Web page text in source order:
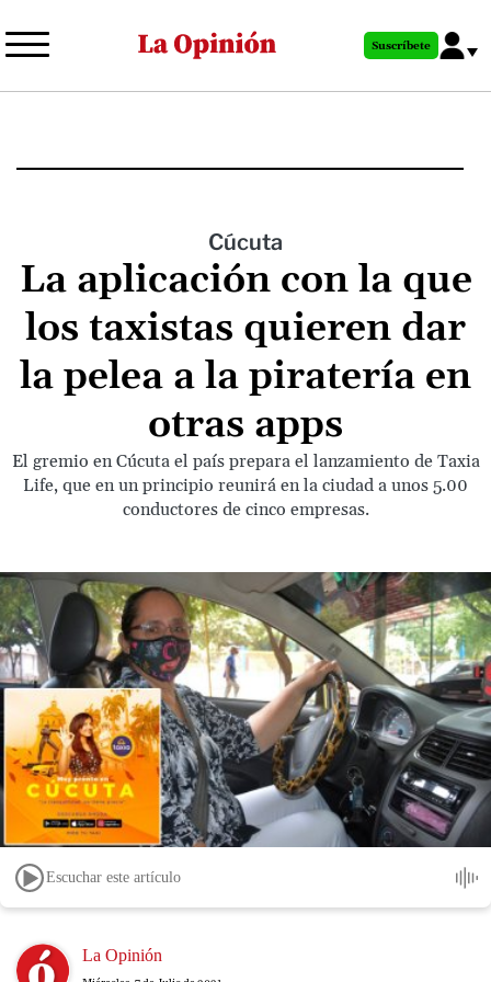
al
principal
Suscríbete
Cúcuta
La aplicación con la que
los taxistas quieren dar
la pelea a la piratería en
otras apps
El gremio en Cúcuta el país prepara el lanzamiento de Taxia
Life, que en un principio reunirá en la ciudad a unos 5.00
conductores de cinco empresas.
Escuchar este artículo
Image La Opinión